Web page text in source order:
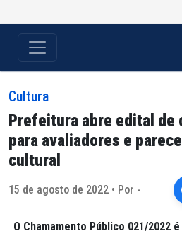
Cultura
Prefeitura abre edital de
para avaliadores e
cultural
15 de agosto de 2022 • Por -
O Chamamento Público 021/2022